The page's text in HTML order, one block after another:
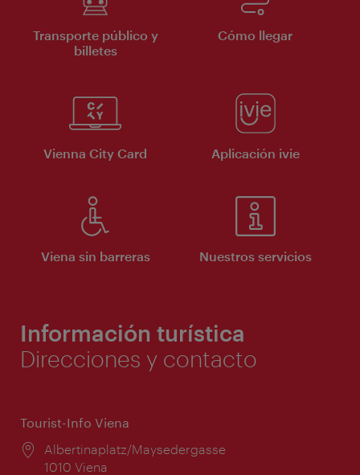
Transporte público y
billetes
Cómo llegar
Vienna City Card Aplicación ivie
Viena sin barreras Nuestros servicios
Información turística
Direcciones y contacto
Tourist-Info Viena
Lugar:
Albertinaplatz/Maysedergasse
1010 Viena